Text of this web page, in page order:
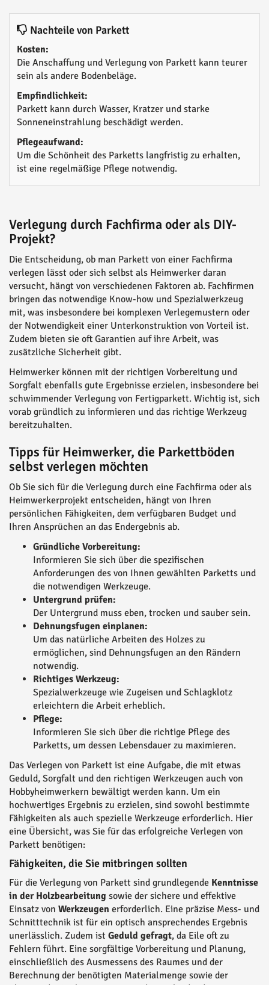
Nachteile von Parkett
Kosten:
Die Anschaffung und Verlegung von Parkett kann teurer
sein als andere Bodenbeläge.
Empfindlichkeit:
Parkett kann durch Wasser, Kratzer und starke
Sonneneinstrahlung beschädigt werden.
Pflegeaufwand:
Um die Schönheit des Parketts langfristig zu erhalten,
ist eine regelmäßige Pflege notwendig.
Verlegung durch Fachfirma oder als DIY-
Projekt?
Die Entscheidung, ob man Parkett von einer Fachfirma
verlegen lässt oder sich selbst als Heimwerker daran
versucht, hängt von verschiedenen Faktoren ab. Fachfirmen
bringen das notwendige Know-how und Spezialwerkzeug
mit, was insbesondere bei komplexen Verlegemustern oder
der Notwendigkeit einer Unterkonstruktion von Vorteil ist.
Zudem bieten sie oft Garantien auf ihre Arbeit, was
zusätzliche Sicherheit gibt.
Heimwerker können mit der richtigen Vorbereitung und
Sorgfalt ebenfalls gute Ergebnisse erzielen, insbesondere bei
schwimmender Verlegung von Fertigparkett. Wichtig ist, sich
vorab gründlich zu informieren und das richtige Werkzeug
bereitzuhalten.
Tipps für Heimwerker, die Parkettböden
selbst verlegen möchten
Ob Sie sich für die Verlegung durch eine Fachfirma oder als
Heimwerkerprojekt entscheiden, hängt von Ihren
persönlichen Fähigkeiten, dem verfügbaren Budget und
Ihren Ansprüchen an das Endergebnis ab.
Gründliche Vorbereitung:
Informieren Sie sich über die spezifischen
Anforderungen des von Ihnen gewählten Parketts und
die notwendigen Werkzeuge.
Untergrund prüfen:
Der Untergrund muss eben, trocken und sauber sein.
Dehnungsfugen einplanen:
Um das natürliche Arbeiten des Holzes zu
ermöglichen, sind Dehnungsfugen an den Rändern
notwendig.
Richtiges Werkzeug:
Spezialwerkzeuge wie Zugeisen und Schlagklotz
erleichtern die Arbeit erheblich.
Pflege:
Informieren Sie sich über die richtige Pflege des
Parketts, um dessen Lebensdauer zu maximieren.
Das Verlegen von Parkett ist eine Aufgabe, die mit etwas
Geduld, Sorgfalt und den richtigen Werkzeugen auch von
Hobbyheimwerkern bewältigt werden kann. Um ein
hochwertiges Ergebnis zu erzielen, sind sowohl bestimmte
Fähigkeiten als auch spezielle Werkzeuge erforderlich. Hier
eine Übersicht, was Sie für das erfolgreiche Verlegen von
Parkett benötigen:
Fähigkeiten, die Sie mitbringen sollten
Für die Verlegung von Parkett sind grundlegende Kenntnisse
in der Holzbearbeitung sowie der sichere und effektive
Einsatz von Werkzeugen erforderlich. Eine präzise Mess- und
Schnitttechnik ist für ein optisch ansprechendes Ergebnis
unerlässlich. Zudem ist Geduld gefragt, da Eile oft zu
Fehlern führt. Eine sorgfältige Vorbereitung und Planung,
einschließlich des Ausmessens des Raumes und der
Berechnung der benötigten Materialmenge sowie der